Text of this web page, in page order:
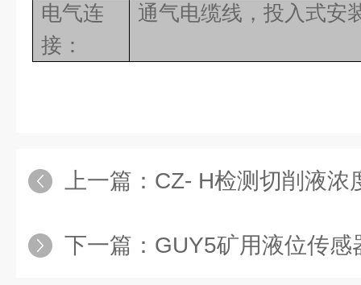
电气连
接：
通气电缆线，投入式安
上一篇： CZ- H检测切削液浓
下一篇： GUY5矿用液位传感